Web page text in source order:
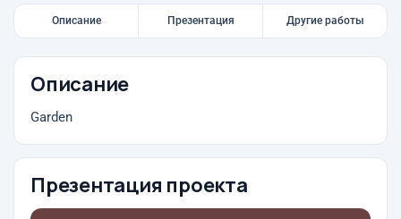
Описание Презентация Другие работы
Описание
Garden
Презентация проекта